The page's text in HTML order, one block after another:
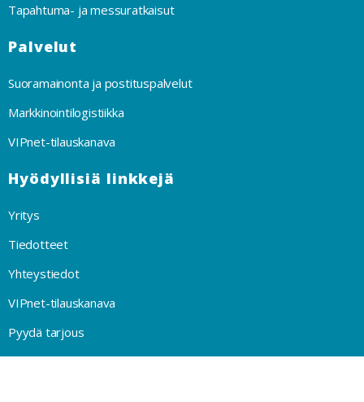
Tapahtuma- ja messuratkaisut
Palvelut
Suoramainonta ja postituspalvelut
Markkinointilogistiikka
VIPnet-tilauskanava
Hyödyllisiä linkkejä
Yritys
Tiedotteet
Yhteystiedot
VIPnet-tilauskanava
Pyydä tarjous
Privacy Policy